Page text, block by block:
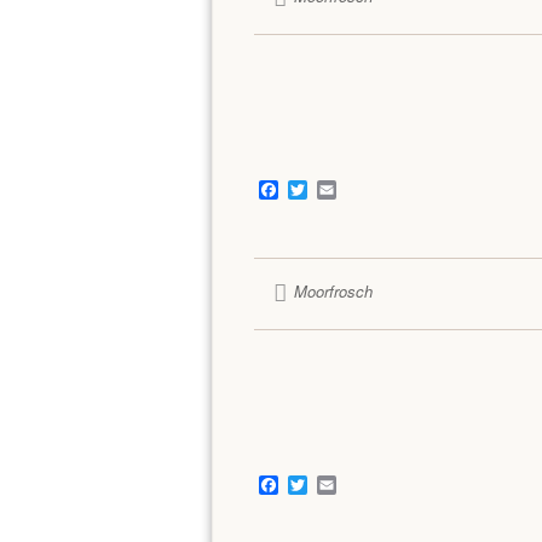
Facebook
TwitterEmail
Moorfrosch
Facebook
TwitterEmail